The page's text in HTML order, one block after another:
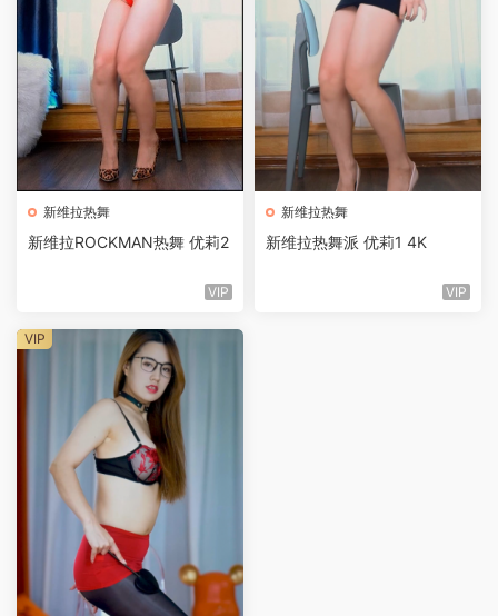
新维拉热舞
新维拉ROCKMAN热舞 优莉2
VIP
新维拉热舞
新维拉热舞派 优莉1 4K
VIP
VIP